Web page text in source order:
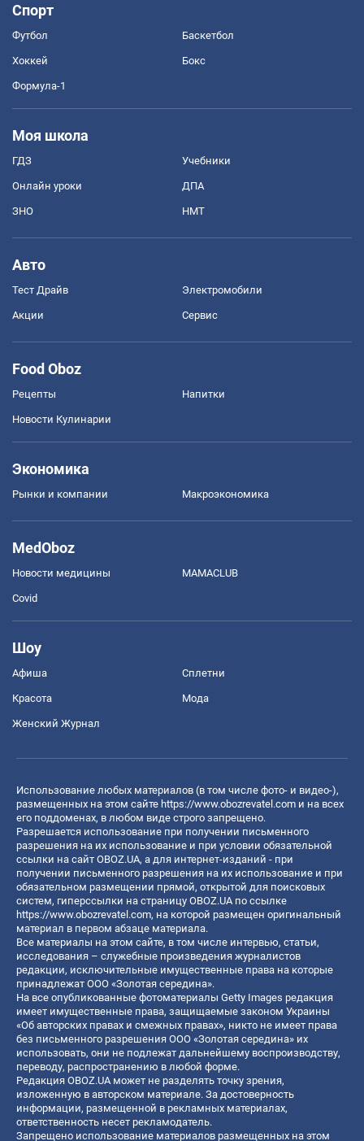
Спорт
Футбол Баскетбол
Хоккей Бокс
Формула-1
Моя школа
ГДЗ Учебники
Онлайн уроки ДПА
ЗНО НМТ
Авто
Тест Драйв Электромобили
Акции Сервис
Food Oboz
Рецепты Напитки
Новости Кулинарии
Экономика
Рынки и компании Mакроэкономика
MedOboz
Новости медицины MAMACLUB
Covid
Шоу
Афиша Сплетни
Красота Мода
Женский Журнал
Использование любых материалов (в том числе фото- и видео-),
размещенных на этом сайте https://www.obozrevatel.com и на всех
его поддоменах, в любом виде строго запрещено.
Разрешается использование при получении письменного
разрешения на их использование и при условии обязательной
ссылки на сайт OBOZ.UA, а для интернет-изданий - при
получении письменного разрешения на их использование и при
обязательном размещении прямой, открытой для поисковых
систем, гиперссылки на страницу OBOZ.UA по ссылке
https://www.obozrevatel.com, на которой размещен оригинальный
материал в первом абзаце материала.
Все материалы на этом сайте, в том числе интервью, статьи,
исследования – служебные произведения журналистов
редакции, исключительные имущественные права на которые
принадлежат ООО «Золотая середина».
На все опубликованные фотоматериалы Getty Images редакция
имеет имущественные права, защищаемые законом Украины
«Об авторских правах и смежных правах», никто не имеет права
без письменного разрешения ООО «Золотая середина» их
использовать, они не подлежат дальнейшему воспроизводству,
переводу, распространению в любой форме.
Редакция OBOZ.UA может не разделять точку зрения,
изложенную в авторском материале. За достоверность
информации, размещенной в рекламных материалах,
ответственность несет рекламодатель.
Запрещено использование материалов размещенных на этом